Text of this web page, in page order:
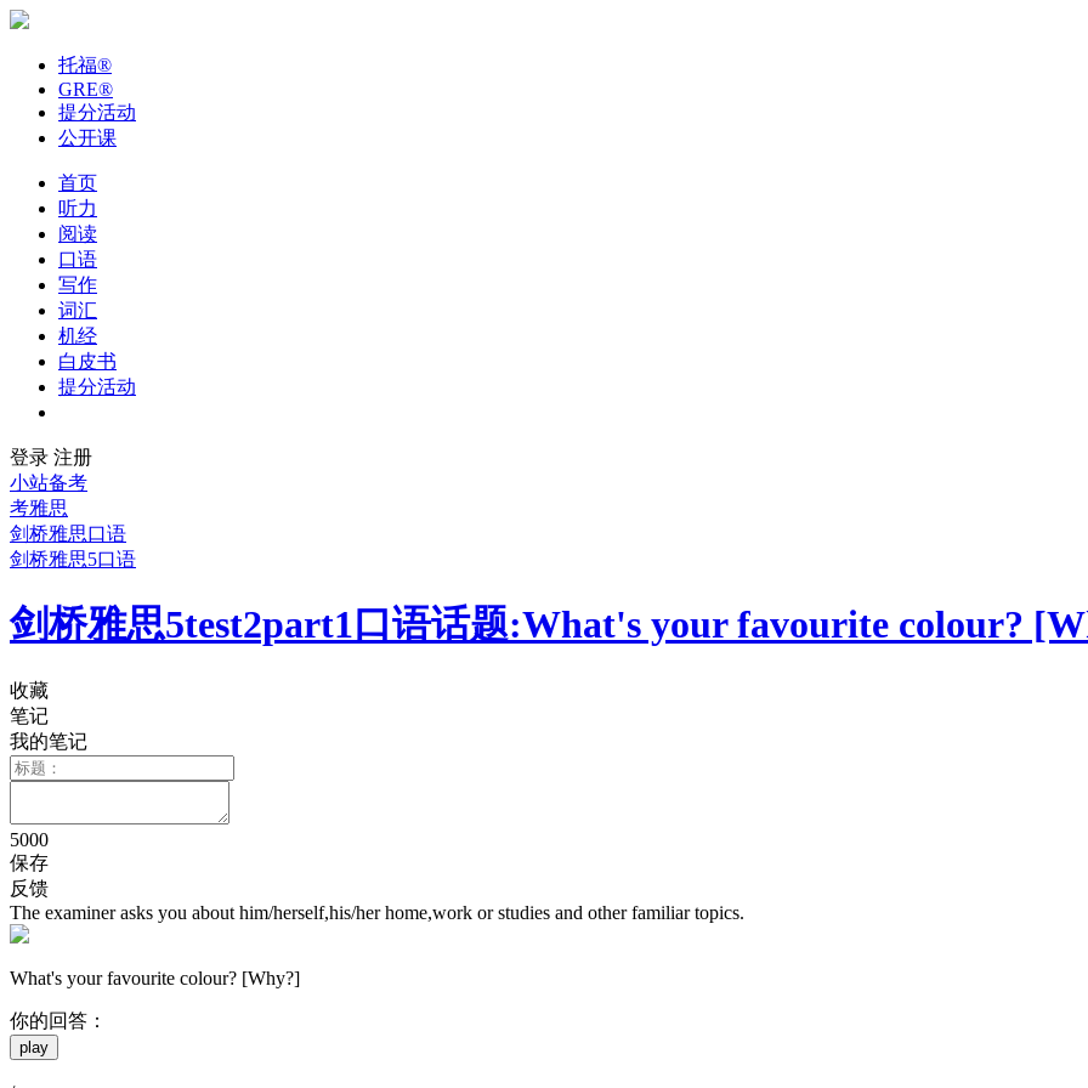
托福®
GRE®
提分活动
公开课
首页
听力
阅读
口语
写作
词汇
机经
白皮书
提分活动
登录 注册
小站备考
考雅思
剑桥雅思口语
剑桥雅思5口语
剑桥雅思5test2part1口语话题:What's your favourite colour?
收藏
笔记
我的笔记
5000
保存
反馈
The examiner asks you about him/herself,his/her home,work or studies and other familiar topics.
What's your favourite colour? [Why?]
你的回答：
play